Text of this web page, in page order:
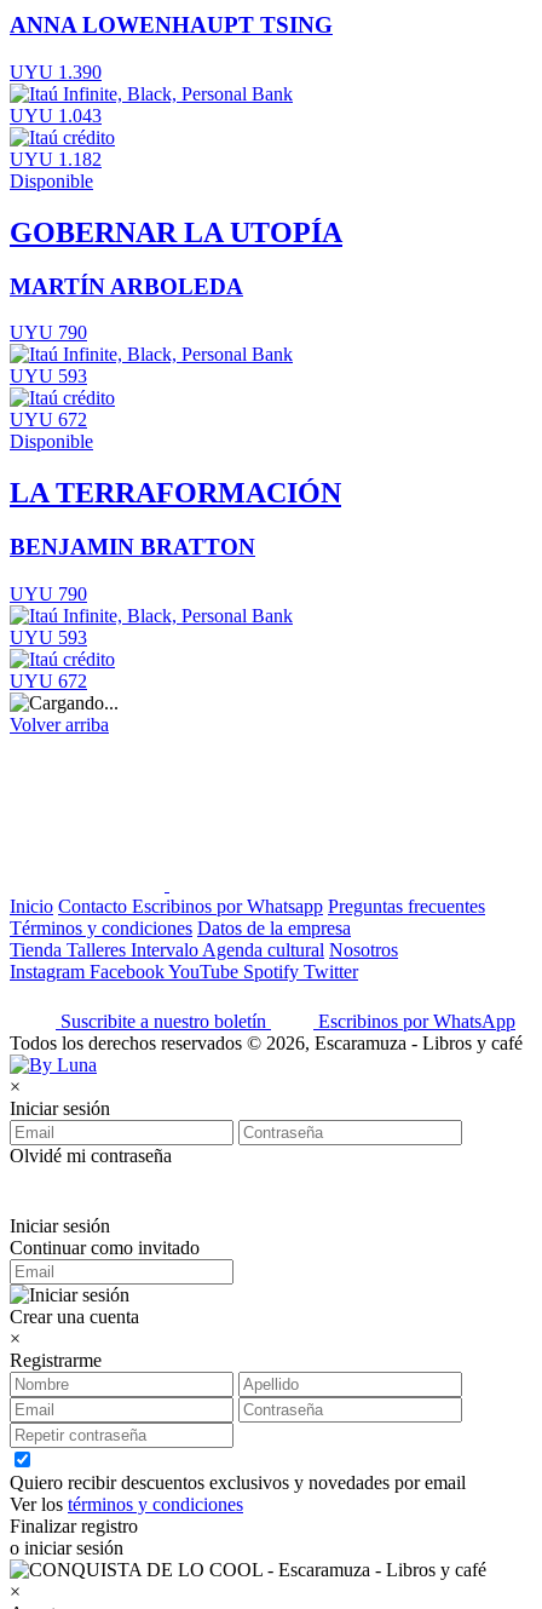
ANNA LOWENHAUPT TSING
UYU 1.390
UYU 1.043
UYU 1.182
Disponible
GOBERNAR LA UTOPÍA
MARTÍN ARBOLEDA
UYU 790
UYU 593
UYU 672
Disponible
LA TERRAFORMACIÓN
BENJAMIN BRATTON
UYU 790
UYU 593
UYU 672
Volver arriba
Inicio Contacto Escribinos por Whatsapp Preguntas frecuentes
Términos y condiciones Datos de la empresa
Tienda Talleres Intervalo Agenda cultural Nosotros
Instagram FacebookYouTube Spotify Twitter
Suscribite a nuestro boletín
Escribinos por WhatsApp
Todos los derechos reservados © 2026, Escaramuza - Libros y café
×
Iniciar sesión
Olvidé mi contraseña
Iniciar sesión
Continuar como invitado
Crear una cuenta
×
Registrarme
Quiero recibir descuentos exclusivos y novedades por email
Ver los términos y condiciones
Finalizar registro
o iniciar sesión
×